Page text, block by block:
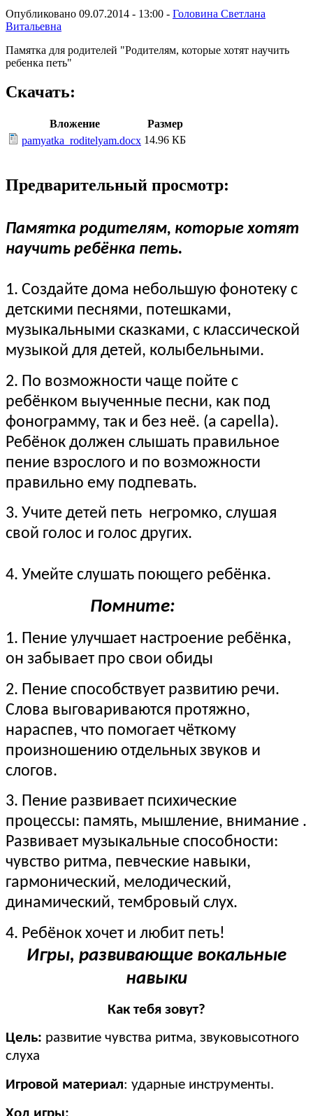
Опубликовано 09.07.2014 - 13:00 - Головина Светлана
Витальевна
Памятка для родителей "Родителям, которые хотят научить
ребенка петь"
Скачать:
Вложение
Размер
pamyatka_roditelyam.docx 14.96 КБ
Предварительный просмотр:
Памятка родителям, которые хотят
научить ребёнка петь.
1. Создайте дома небольшую фонотеку с
детскими песнями, потешками,
музыкальными сказками, с классической
музыкой для детей, колыбельными.
2. По возможности чаще пойте с
ребёнком выученные песни, как под
фонограмму, так и без неё. (a capella).
Ребёнок должен слышать правильное
пение взрослого и по возможности
правильно ему подпевать.
3. Учите детей петь негромко, слушая
свой голос и голос других.
4. Умейте слушать поющего ребёнка.
Помните:
1. Пение улучшает настроение ребёнка,
он забывает про свои обиды
2. Пение способствует развитию речи.
Слова выговариваются протяжно,
нараспев, что помогает чёткому
произношению отдельных звуков и
слогов.
3. Пение развивает психические
процессы: память, мышление, внимание .
Развивает музыкальные способности:
чувство ритма, певческие навыки,
гармонический, мелодический,
динамический, тембровый слух.
4. Ребёнок хочет и любит петь!
Игры, развивающие вокальные
навыки
Как тебя зовут?
Цель: развитие чувства ритма, звуковысотного
слуха
Игровой материал: ударные инструменты.